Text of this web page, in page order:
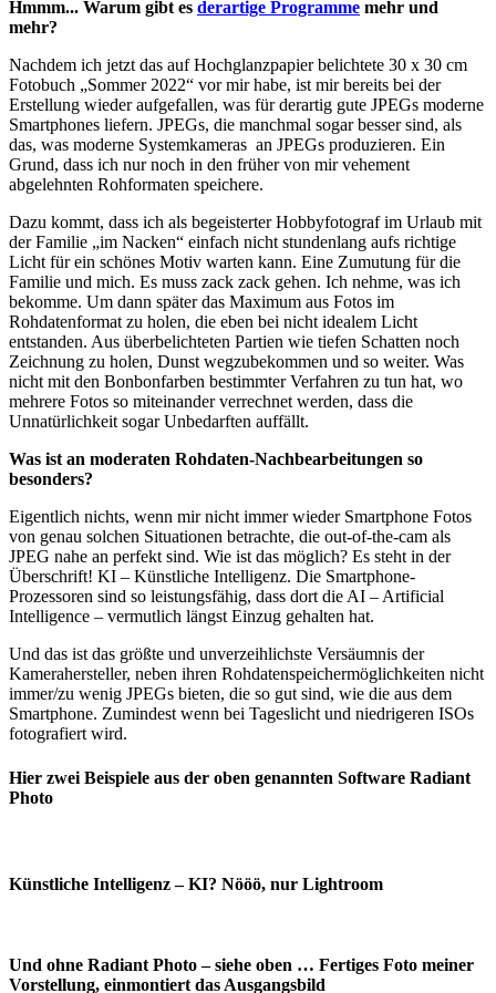
Hmmm... Warum gibt es derartige Programme mehr und
mehr?
Nachdem ich jetzt das auf Hochglanzpapier belichtete 30 x 30 cm
Fotobuch „Sommer 2022“ vor mir habe, ist mir bereits bei der
Erstellung wieder aufgefallen, was für derartig gute JPEGs moderne
Smartphones liefern. JPEGs, die manchmal sogar besser sind, als
das, was moderne Systemkameras an JPEGs produzieren. Ein
Grund, dass ich nur noch in den früher von mir vehement
abgelehnten Rohformaten speichere.
Dazu kommt, dass ich als begeisterter Hobbyfotograf im Urlaub mit
der Familie „im Nacken“ einfach nicht stundenlang aufs richtige
Licht für ein schönes Motiv warten kann. Eine Zumutung für die
Familie und mich. Es muss zack zack gehen. Ich nehme, was ich
bekomme. Um dann später das Maximum aus Fotos im
Rohdatenformat zu holen, die eben bei nicht idealem Licht
entstanden. Aus überbelichteten Partien wie tiefen Schatten noch
Zeichnung zu holen, Dunst wegzubekommen und so weiter. Was
nicht mit den Bonbonfarben bestimmter Verfahren zu tun hat, wo
mehrere Fotos so miteinander verrechnet werden, dass die
Unnatürlichkeit sogar Unbedarften auffällt.
Was ist an moderaten Rohdaten-Nachbearbeitungen so
besonders?
Eigentlich nichts, wenn mir nicht immer wieder Smartphone Fotos
von genau solchen Situationen betrachte, die out-of-the-cam als
JPEG nahe an perfekt sind. Wie ist das möglich? Es steht in der
Überschrift! KI – Künstliche Intelligenz. Die Smartphone-
Prozessoren sind so leistungsfähig, dass dort die AI – Artificial
Intelligence – vermutlich längst Einzug gehalten hat.
Und das ist das größte und unverzeihlichste Versäumnis der
Kamerahersteller, neben ihren Rohdatenspeichermöglichkeiten nicht
immer/zu wenig JPEGs bieten, die so gut sind, wie die aus dem
Smartphone. Zumindest wenn bei Tageslicht und niedrigeren ISOs
fotografiert wird.
Hier zwei Beispiele aus der oben genannten Software Radiant
Photo
Künstliche Intelligenz – KI? Nööö, nur Lightroom
Und ohne Radiant Photo – siehe oben … Fertiges Foto meiner
Vorstellung, einmontiert das Ausgangsbild